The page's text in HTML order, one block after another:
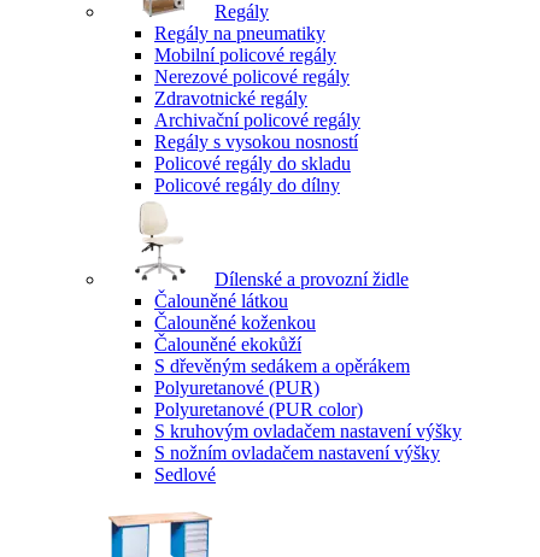
Regály
Regály na pneumatiky
Mobilní policové regály
Nerezové policové regály
Zdravotnické regály
Archivační policové regály
Regály s vysokou nosností
Policové regály do skladu
Policové regály do dílny
Dílenské a provozní židle
Čalouněné látkou
Čalouněné koženkou
Čalouněné ekokůží
S dřevěným sedákem a opěrákem
Polyuretanové (PUR)
Polyuretanové (PUR color)
S kruhovým ovladačem nastavení výšky
S nožním ovladačem nastavení výšky
Sedlové